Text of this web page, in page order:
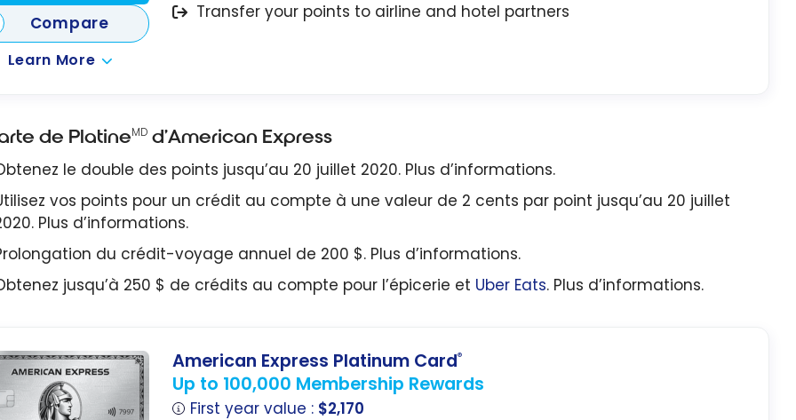
Transfer your points to airline and hotel partners
Compare
Learn More
de PlatineMD d’American Express
le double des points jusqu’au 20 juillet 2020. Plus d’informations.
vos points pour un crédit au compte à une valeur de 2 cents par point jusqu’au 20 juillet
Plus d’informations.
du crédit-voyage annuel de 200 $. Plus d’informations.
jusqu’à 250 $ de crédits au compte pour l’épicerie et Uber Eats. Plus d’informations.
American Express Platinum Card®
Up to 100,000 Membership Rewards
First year value : $2,170